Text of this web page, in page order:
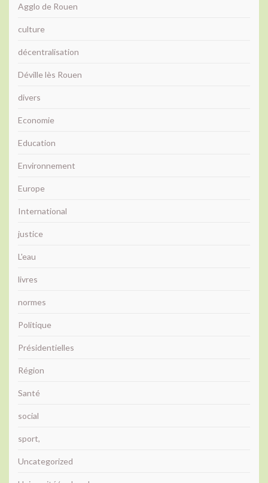
Agglo de Rouen
culture
décentralisation
Déville lès Rouen
divers
Economie
Education
Environnement
Europe
International
justice
L'eau
livres
normes
Politique
Présidentielles
Région
Santé
social
sport,
Uncategorized